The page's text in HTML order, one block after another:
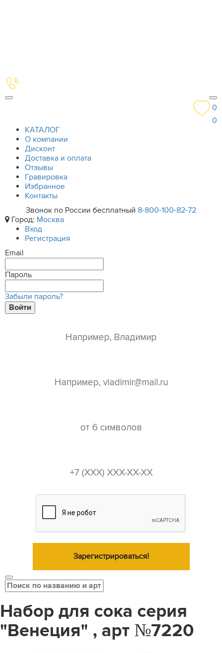
0
0
КАТАЛОГ
О компании
Дисконт
Доставка и оплата
Отзывы
Гравировка
Избранное
Контакты
Звонок по России бесплатный 8-800-100-82-72
Город: Москва
Вход
Регистрация
Email
Пароль
Забыли пароль?
Войти
Зарегистрироваться!
Набор для сока серия
"Венеция" , арт №7220